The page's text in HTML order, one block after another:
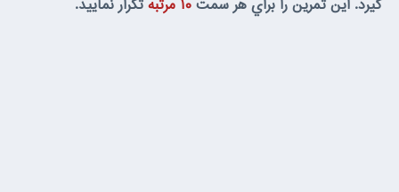
گيرد. اين تمرين را براي هر سمت۱۰ مرتبه تكرار نماييد.